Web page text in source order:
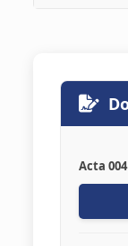
Acta 004